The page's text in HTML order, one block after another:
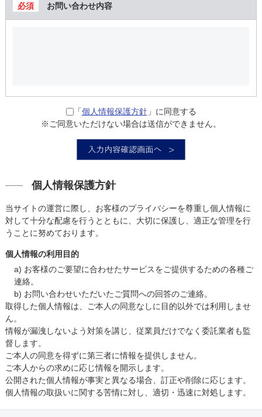
お問い合わせ内容
「個人情報保護方針」に同意する
※ご同意いただけない場合は送信ができません。
個人情報保護方針
当サイトの運営に際し、お客様のプライバシーを尊重し個人情報に
対して十分な配慮を行うとともに、大切に保護し、適正な管理を行
うことに努めております。
個人情報の利用目的
a) お客様のご要望に合わせたサービスをご提供するための各種ご
連絡。
b) お問い合わせいただいたご質問への回答のご連絡。
取得した個人情報は、ご本人の同意なしに目的以外では利用しませ
ん。
情報が漏洩しないよう対策を講じ、従業員だけでなく委託業者も監
督します。
ご本人の同意を得ずに第三者に情報を提供しません。
ご本人からの求めに応じ情報を開示します。
公開された個人情報が事実と異なる場合、訂正や削除に応じます。
個人情報の取扱いに関する苦情に対し、適切・迅速に対処します。